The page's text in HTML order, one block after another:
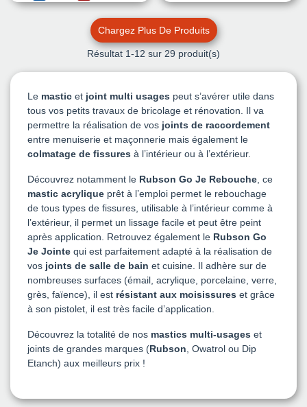
Chargez Plus De Produits
Résultat 1-12 sur 29 produit(s)
Le mastic et joint multi usages peut s’avérer utile dans
tous vos petits travaux de bricolage et rénovation. Il va
permettre la réalisation de vos joints de raccordement
entre menuiserie et maçonnerie mais également le
colmatage de fissures à l’intérieur ou à l’extérieur.
Découvrez notamment le Rubson Go Je Rebouche , ce
mastic acrylique prêt à l’emploi permet le rebouchage
de tous types de fissures, utilisable à l’intérieur comme à
l’extérieur, il permet un lissage facile et peut être peint
après application. Retrouvez également le Rubson Go
Je Jointe qui est parfaitement adapté à la réalisation de
vos joints de salle de bain et cuisine. Il adhère sur de
nombreuses surfaces (émail, acrylique, porcelaine, verre,
grès, faïence), il est résistant aux moisissures et grâce
à son pistolet, il est très facile d’application.
Découvrez la totalité de nos mastics multi-usages et
joints de grandes marques (Rubson , Owatrol ou Dip
Etanch) aux meilleurs prix !